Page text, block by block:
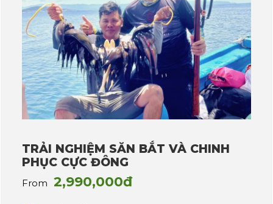
TRẢI NGHIỆM SĂN BẮT VÀ CHINH
PHỤC CỰC ĐÔNG
From 2,990,000đ